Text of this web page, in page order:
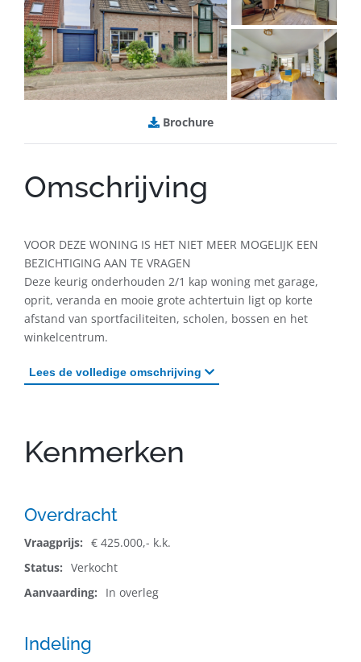
Brochure
Omschrijving
VOOR DEZE WONING IS HET NIET MEER MOGELIJK EEN
BEZICHTIGING AAN TE VRAGEN
Deze keurig onderhouden 2/1 kap woning met garage,
oprit, veranda en mooie grote achtertuin ligt op korte
afstand van sportfaciliteiten, scholen, bossen en het
winkelcentrum.
Lees de volledige omschrijving
Kenmerken
Overdracht
Vraagprijs: € 425.000,- k.k.
Status: Verkocht
Aanvaarding:
In overleg
Indeling